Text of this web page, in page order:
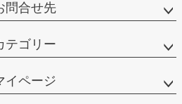
問合せ先
テゴリー
イページ